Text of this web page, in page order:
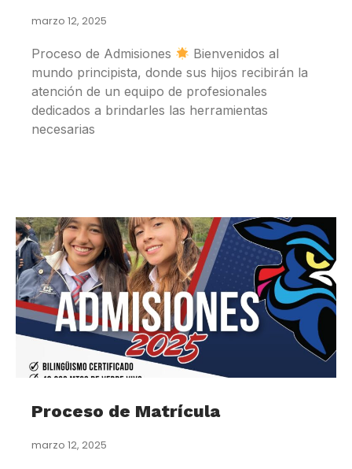
marzo 12, 2025
Proceso de Admisiones
Bienvenidos al
mundo principista, donde sus hijos recibirán la
atención de un equipo de profesionales
dedicados a brindarles las herramientas
necesarias
Proceso de Matrícula
marzo 12, 2025